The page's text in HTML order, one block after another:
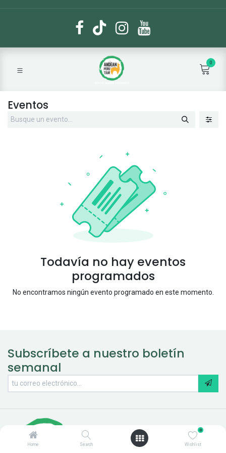
Home Search
0
Wishlist
0
Eventos
Todavía no hay eventos
programados
No encontramos ningún evento programado en este momento.
Subscríbete a nuestro boletín
semanal